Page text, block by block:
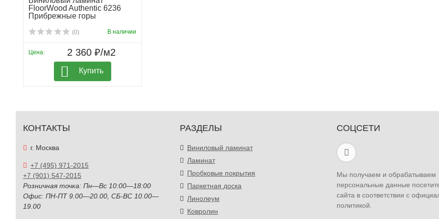
FloorWood Authentic 6236
Прибрежные горы
(0) В наличии
Цена: 2 360 ₽/м2
Купить
КОНТАКТЫ
г. Москва
+7 (495) 971-2015
+7 (901) 547-2015
Розничная точка: Пн—Вс 10:00—18:00
Офис: ПН-ПТ 9.00—20.00, СБ-ВС 10.00—
19.00
РАЗДЕЛЫ
Виниловый ламинат
Ламинат
Пробковые покрытия
Паркетная доска
Линолеум
Ковролин
СОЦСЕТИ
Мы получаем и обрабатываем
персональные данные
сайта в соответствии с
политикой.